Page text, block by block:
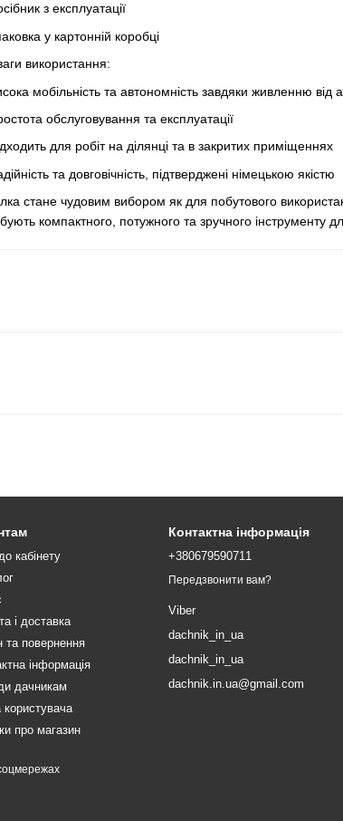
з експлуатації
у картонній коробці
використання:
мобільність та автономність завдяки живленню від
обслуговування та експлуатації
для робіт на ділянці та в закритих приміщеннях
та довговічність, підтверджені німецькою якістю
стане чудовим вибором як для побутового
компактного, потужного та зручного інструменту
кабінету
і доставка
та повернення
інформація
дачникам
користувача
про магазин
Контактна інформація
+380679590711
Передзвонити вам?
Viber
dachnik_in_ua
dachnik_in_ua
dachnik.in.ua@gmail.com